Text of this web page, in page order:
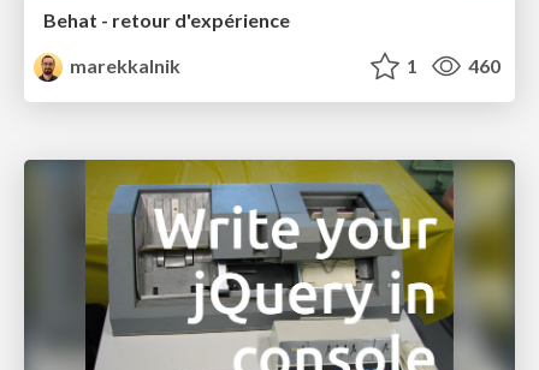
Behat - retour d'expérience
marekkalnik
1 460